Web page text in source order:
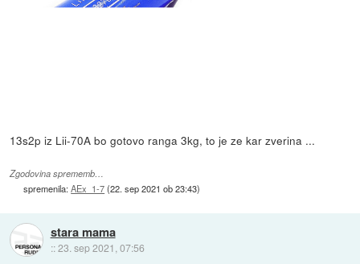
13s2p iz Lii-70A bo gotovo ranga 3kg, to je ze kar zverina ...
Zgodovina sprememb…
spremenila:AEx_1-7(22. sep 2021 ob 23:43)
stara mama
::23. sep 2021, 07:56